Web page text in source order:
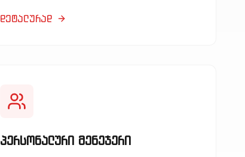
დეტალურად
პერსონალური მენეჯერი